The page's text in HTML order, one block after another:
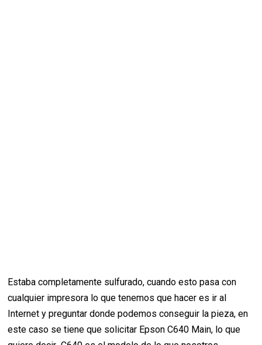
Estaba completamente sulfurado, cuando esto pasa con
cualquier impresora lo que tenemos que hacer es ir al
Internet y preguntar donde podemos conseguir la pieza, en
este caso se tiene que solicitar Epson C640 Main, lo que